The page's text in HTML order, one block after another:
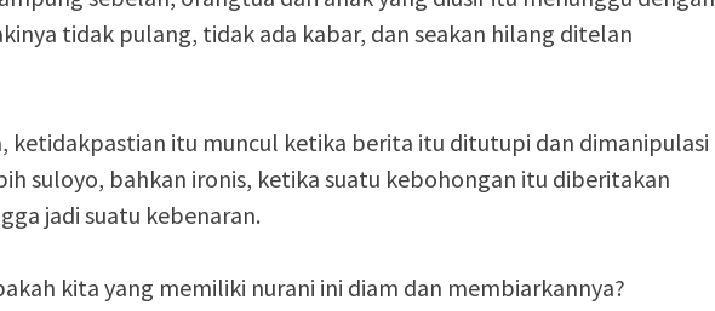
tidak pulang, tidak ada kabar, dan seakan hilang ditelan
ketidakpastian itu muncul ketika berita itu ditutupi dan dimanipulasi
suloyo, bahkan ironis, ketika suatu kebohongan itu diberitakan
jadi suatu kebenaran.
kita yang memiliki nurani ini diam dan membiarkannya?